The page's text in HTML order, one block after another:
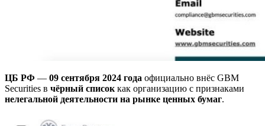
ЦБ РФ — 09 сентября 2024 года официально внёс GBM
Securities в чёрный список как организацию с признаками
нелегальной деятельности на рынке ценных бумаг.